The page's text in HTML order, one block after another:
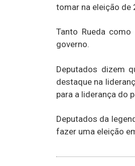
tomar na eleição de
Tanto Rueda
governo.
Deputados dizem
destaque na
para a liderança do
Deputados da
fazer uma eleição